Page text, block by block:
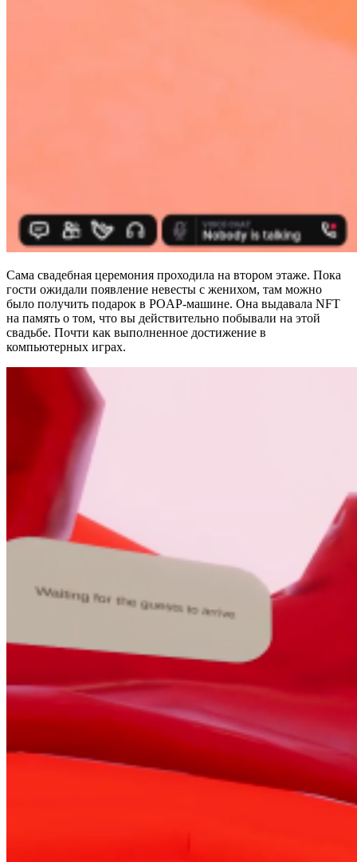
Сама свадебная церемония проходила на втором этаже. Пока
гости ожидали появление невесты с женихом, там можно
было получить подарок в POAP-машине. Она выдавала NFT
на память о том, что вы действительно побывали на этой
свадьбе. Почти как выполненное достижение в
компьютерных играх.